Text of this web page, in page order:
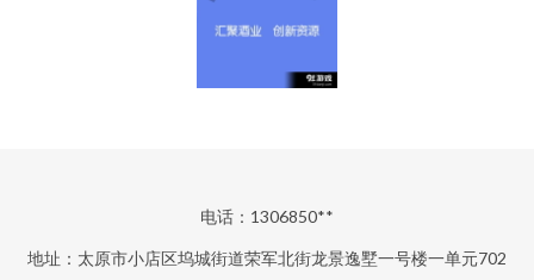
电话：1306850**
地址：太原市小店区坞城街道荣军北街龙景逸墅一号楼一单元702